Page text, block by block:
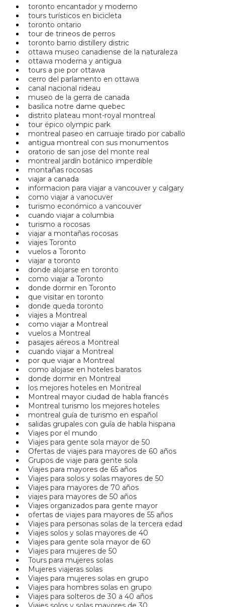
toronto encantador y moderno
tours turísticos en bicicleta
toronto ontario
tour de trineos de perros
toronto barrio distillery distric
ottawa museo canadiense de la naturaleza
ottawa moderna y antigua
tours a pie por ottawa
cerro del parlamento en ottawa
canal nacional rideau
museo de la gerra de canada
basilica notre dame quebec
distrito plateau mont-royal montreal
tour épico olympic park
montreal paseo en carruaje tirado por caballo
antigua montreal con sus monumentos
oratorio de san jose del monte real
montreal jardín botánico imperdible
montañas rocosas
viajar a canada
informacion para viajar a vancouver y calgary
como viajar a vanocuver
turismo económico a vancouver
cuando viajar a columbia
turismo a rocosas
viajar a montañas rocosas
viajes Toronto
vuelos a Toronto
viajar a toronto
donde alojarse en toronto
como viajar a Toronto
donde dormir en Toronto
que visitar en toronto
donde queda toronto
viajes a Montreal
como viajar a Montreal
vuelos a Montreal
pasajes aéreos a Montreal
cuando viajar a Montreal
por que viajar a Montreal
como alojase en hoteles baratos
donde dormir en Montreal
los mejores hoteles en Montreal
Montreal mayor ciudad de habla francés
Montreal turismo los mejores hoteles
montreal guía de turismo en español
salidas grupales con guía de habla hispana
Viajes por el mundo
Viajes para gente sola mayor de 50
Ofertas de viajes para mayores de 60 años
Grupos de viaje para gente sola
Viajes para mayores de 65 años
Viajes para solos y solas mayores de 50
Viajes para mayores de 70 años
viajes para mayores de 50 años
Viajes organizados para gente mayor
ofertas de viajes para mayores de 55 años
Viajes para personas solas de la tercera edad
Viajes solos y solas mayores de 40
Viajes para gente sola mayor de 60
Viajes para mujeres de 50
Tours para mujeres solas
Mujeres viajeras solas
Viajes para mujeres solas en grupo
Viajes para hombres solas en grupo
Viajes para solteros de 30 a 40 años